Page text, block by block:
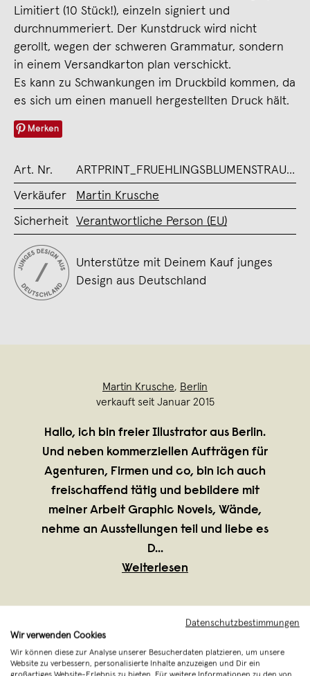
Limitiert (10 Stück!), einzeln signiert und
durchnummeriert. Der Kunstdruck wird nicht
gerollt, wegen der schweren Grammatur, sondern
in einem Versandkarton plan verschickt.
Es kann zu Schwankungen im Druckbild kommen, da
es sich um einen manuell hergestellten Druck hält.
Merken
Art. Nr. ARTPRINT_FRUEHLINGSBLUMENSTRAUSS
Verkäufer Martin Krusche
Sicherheit Verantwortliche Person (EU)
Unterstütze mit Deinem Kauf junges
Design aus Deutschland
Martin Krusche, Berlin
verkauft seit Januar 2015
Hallo, ich bin freier Illustrator aus Berlin.
Und neben kommerziellen Aufträgen für
Agenturen, Firmen und co, bin ich auch
freischaffend tätig und bebildere mit
meiner Arbeit Graphic Novels, Wände,
nehme an Ausstellungen teil und liebe es
D...
Weiterlesen
Datenschutzbestimmungen
Wir verwenden Cookies
Wir können diese zur Analyse unserer Besucherdaten platzieren, um unsere
Website zu verbessern, personalisierte Inhalte anzuzeigen und Dir ein